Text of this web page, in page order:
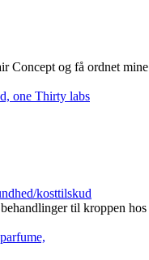
Concept og få ordnet
kosttilskud
til kroppen